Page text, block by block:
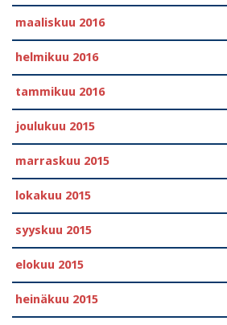
maaliskuu 2016
helmikuu 2016
tammikuu 2016
joulukuu 2015
marraskuu 2015
lokakuu 2015
syyskuu 2015
elokuu 2015
heinäkuu 2015